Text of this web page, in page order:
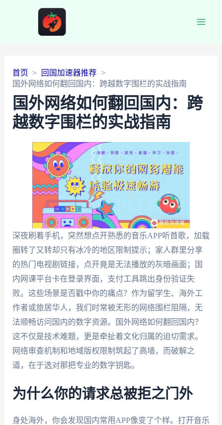
首页
回国加速器推荐
国外网络如何翻回国内：跨越数字围栏的实战指南
国外网络如何翻回国内：跨
越数字围栏的实战指南
深夜刷着手机，突然想点开熟悉的音乐APP听首歌，加载
圈转了又转却只有冰冷的地区限制提示；家人群里分享
的热门电视剧链接，点开竟是无法播放的灰暗画面；国
内网课平台卡在登录界面，支付工具跳出身份验证失
败。这些场景是否戳中你的痛点？作为留学生、海外工
作者或旅居华人，我们时常被无形的网络围栏阻隔，无
法顺畅访问国内的数字资源。国外网络如何翻回国内？
这不仅是技术难题，更是牵扯着文化归属的迫切需求。
网络审查机制和地域版权限制筑起了高墙，而破解之
道，在于选对那把专业的数字钥匙。
为什么你的请求总被拒之门外
身处海外，你会发现国内常用APP像变了个样。打开音乐